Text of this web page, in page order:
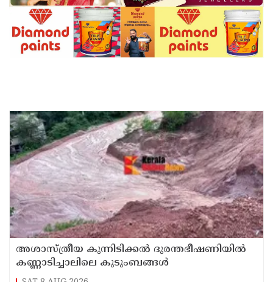
അശാസ്ത്രീയ കുന്നിടിക്കൽ ദുരന്തഭീഷണിയിൽ
കണ്ണാടിച്ചാലിലെ കുടുംബങ്ങൾ